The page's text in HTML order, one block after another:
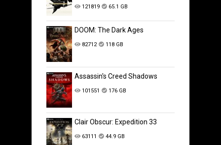
121819 65.1 GB
DOOM: The Dark Ages
82712 118 GB
Assassin's Creed Shadows
101551 176 GB
Clair Obscur: Expedition 33
63111 44.9 GB